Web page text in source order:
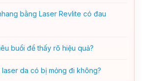
bằng Laser Revlite có đau
buổi để thấy rõ hiệu quả?
laser da có bị mỏng đi không?